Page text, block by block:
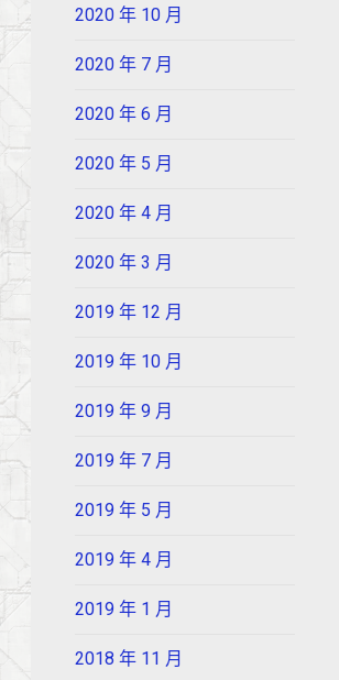
2020 年 10 月
2020 年 7 月
2020 年 6 月
2020 年 5 月
2020 年 4 月
2020 年 3 月
2019 年 12 月
2019 年 10 月
2019 年 9 月
2019 年 7 月
2019 年 5 月
2019 年 4 月
2019 年 1 月
2018 年 11 月